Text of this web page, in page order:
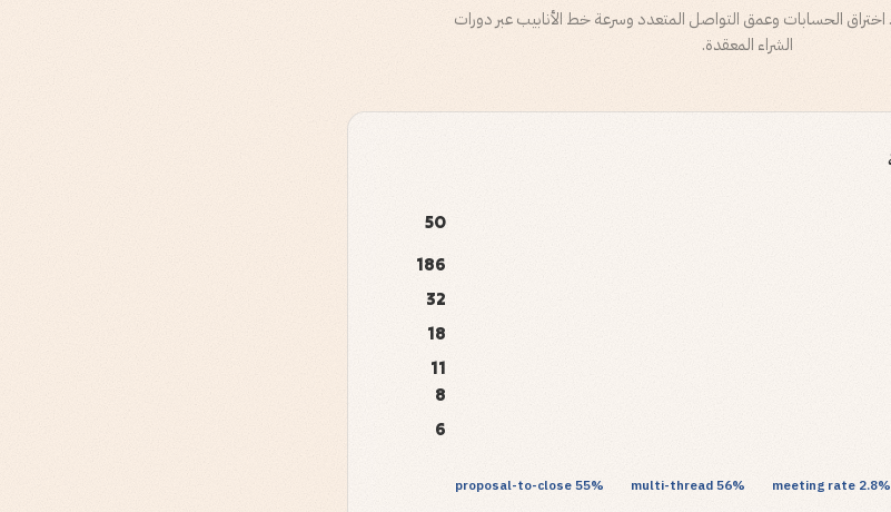
الحسابات وعمق التواصل المتعدد وسرعة خط الأنابيب عبر دورات
الشراء المعقدة.
50
186
32
18
11
8
6
2.8% meeting rate
56% multi-thread
55% proposal-to-close